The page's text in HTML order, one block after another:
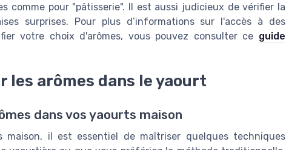
comme pour "pâtisserie". Il est aussi judicieux de vérifier la
surprises. Pour plus d’informations sur l'accès à des
votre choix d'arômes, vous pouvez consulter ce guide
les arômes dans le yaourt
dans vos yaourts maison
maison, il est essentiel de maîtriser quelques techniques